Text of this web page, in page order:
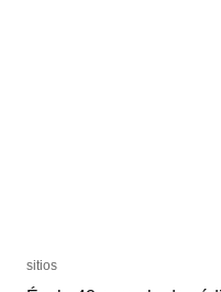
sitios
sitios